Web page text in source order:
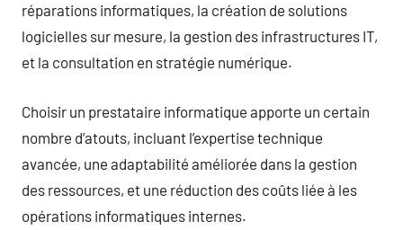
réparations informatiques, la création de solutions
logicielles sur mesure, la gestion des infrastructures IT,
et la consultation en stratégie numérique.
Choisir un prestataire informatique apporte un certain
nombre d’atouts, incluant l’expertise technique
avancée, une adaptabilité améliorée dans la gestion
des ressources, et une réduction des coûts liée à les
opérations informatiques internes.